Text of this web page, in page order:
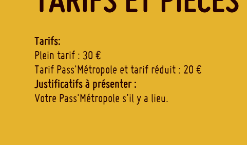
Tarifs:
Plein tarif : 30 €
Tarif Pass'Métropole et tarif réduit : 20 €
Justificatifs à présenter :
Votre Pass'Métropole s’il y a lieu.